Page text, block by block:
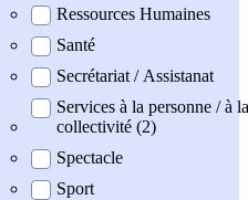
Ressources Humaines
Santé
Secrétariat / Assistanat
Services à la personne / à la
collectivité (2)
Spectacle
Sport